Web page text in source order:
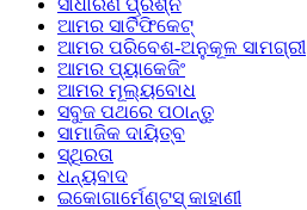
ସାଧାରଣ ପ୍ରଶ୍ନ
ଆମର ସାର୍ଟିଫିକେଟ୍
ଆମର ପରିବେଶ-ଅନୁକୂଳ ସାମଗ୍ରୀ
ଆମର ପ୍ୟାକେଜିଂ
ଆମର ମୂଲ୍ୟବୋଧ
ସବୁଜ ପଥରେ ପଠାନ୍ତୁ
ସାମାଜିକ ଦାୟିତ୍ବ
ସ୍ଥିରତା
ଧନ୍ୟବାଦ
ଇକୋଗାର୍ମେଣ୍ଟସ୍ କାହାଣୀ